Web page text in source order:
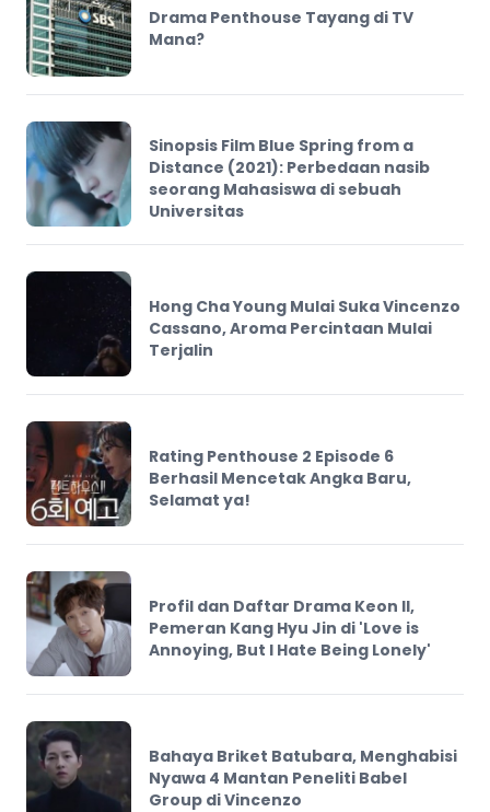
Drama Penthouse Tayang di TV
Mana?
Sinopsis Film Blue Spring from a
Distance (2021): Perbedaan nasib
seorang Mahasiswa di sebuah
Universitas
Hong Cha Young Mulai Suka Vincenzo
Cassano, Aroma Percintaan Mulai
Terjalin
Rating Penthouse 2 Episode 6
Berhasil Mencetak Angka Baru,
Selamat ya!
Profil dan Daftar Drama Keon Il,
Pemeran Kang Hyu Jin di 'Love is
Annoying, But I Hate Being Lonely'
Bahaya Briket Batubara, Menghabisi
Nyawa 4 Mantan Peneliti Babel
Group di Vincenzo